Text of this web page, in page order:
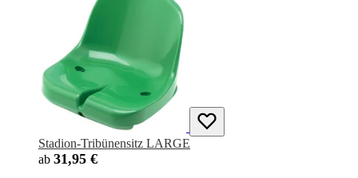
Stadion-Tribünensitz LARGE
ab 31,95 €